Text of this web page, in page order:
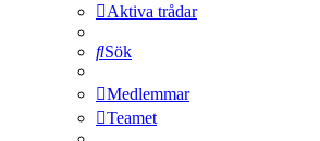
Aktiva trådar
Sök
Medlemmar
Teamet